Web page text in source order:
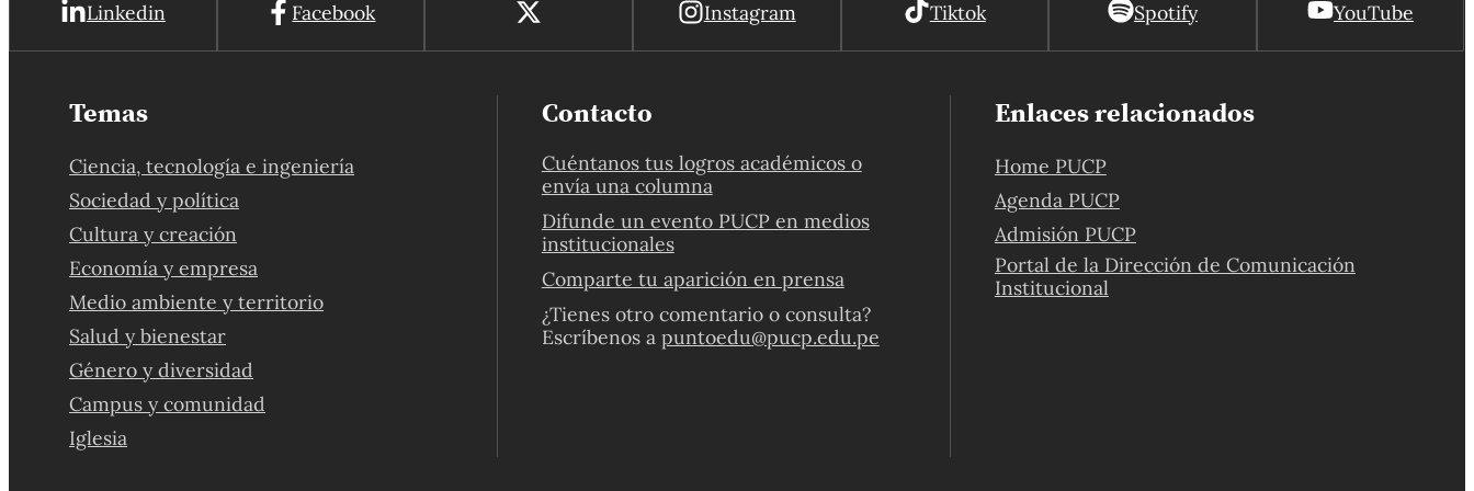
Linkedin Facebook Instagram Tiktok Spotify YouTube
Temas
Ciencia, tecnología e ingeniería
Sociedad y política
Cultura y creación
Economía y empresa
Medio ambiente y territorio
Salud y bienestar
Género y diversidad
Campus y comunidad
Iglesia
Contacto
Cuéntanos tus logros académicos o
envía una columna
Difunde un evento PUCP en medios
institucionales
Comparte tu aparición en prensa
¿Tienes otro comentario o consulta?
Escríbenos a puntoedu@pucp.edu.pe
Enlaces relacionados
Home PUCP
Agenda PUCP
Admisión PUCP
Portal de la Dirección de Comunicación
Institucional